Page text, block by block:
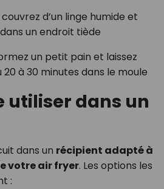
d’un linge humide et
un endroit tiède
un petit pain et laissez
à 30 minutes dans le moule
utiliser dans un
dans un récipient adapté à
votre air fryer. Les options les
: